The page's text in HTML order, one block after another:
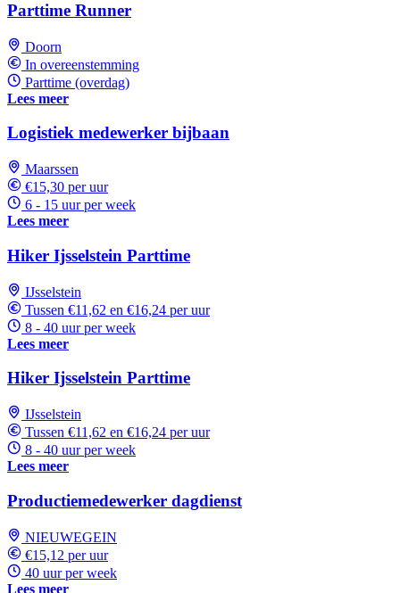
Parttime Runner
Doorn
In overeenstemming
Parttime (overdag)
Lees meer
Logistiek medewerker bijbaan
Maarssen
€15,30 per uur
6 - 15 uur per week
Lees meer
Hiker Ijsselstein Parttime
IJsselstein
Tussen €11,62 en €16,24 per uur
8 - 40 uur per week
Lees meer
Hiker Ijsselstein Parttime
IJsselstein
Tussen €11,62 en €16,24 per uur
8 - 40 uur per week
Lees meer
Productiemedewerker dagdienst
NIEUWEGEIN
€15,12 per uur
40 uur per week
Lees meer